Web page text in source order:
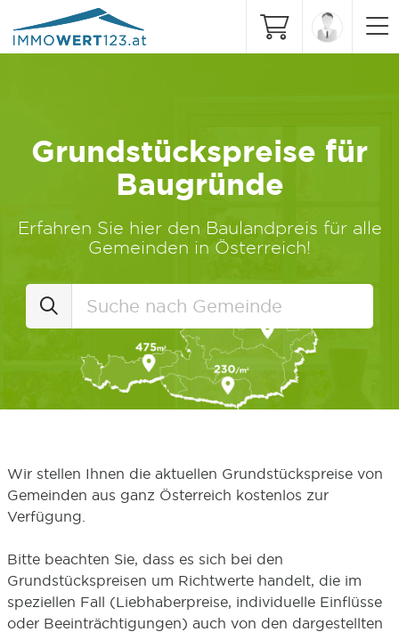
Grundstückspreise für
Baugründe
Erfahren Sie hier den Baulandpreis für alle
Gemeinden in Österreich!
Wir stellen Ihnen die aktuellen Grundstückspreise von
Gemeinden aus ganz Österreich kostenlos zur
Verfügung.
Bitte beachten Sie, dass es sich bei den
Grundstückspreisen um Richtwerte handelt, die im
speziellen Fall (Liebhaberpreise, individuelle Einflüsse
oder Beeinträchtigungen) auch von den dargestellten